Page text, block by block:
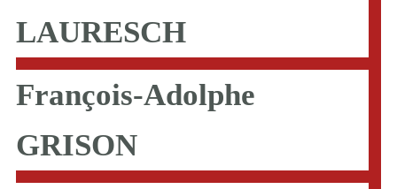
LAURESCH
François-Adolphe
GRISON